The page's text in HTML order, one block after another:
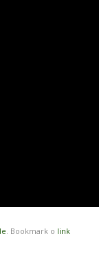
. Bookmark o link